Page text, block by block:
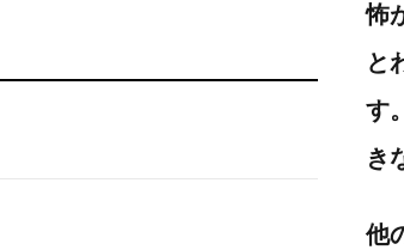
怖
と
す
き
他